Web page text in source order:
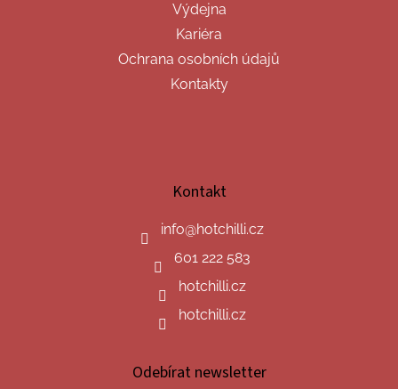
Výdejna
Kariéra
Ochrana osobních údajů
Kontakty
Kontakt
info@hotchilli.cz
601 222 583
hotchilli.cz
hotchilli.cz
Odebírat newsletter